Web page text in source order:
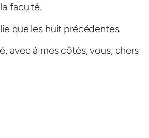
faculté.
que les huit précédentes.
avec à mes côtés, vous, chers